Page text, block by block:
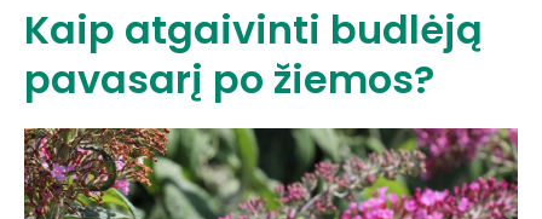
Kaip atgaivinti budlėją
pavasarį po žiemos?